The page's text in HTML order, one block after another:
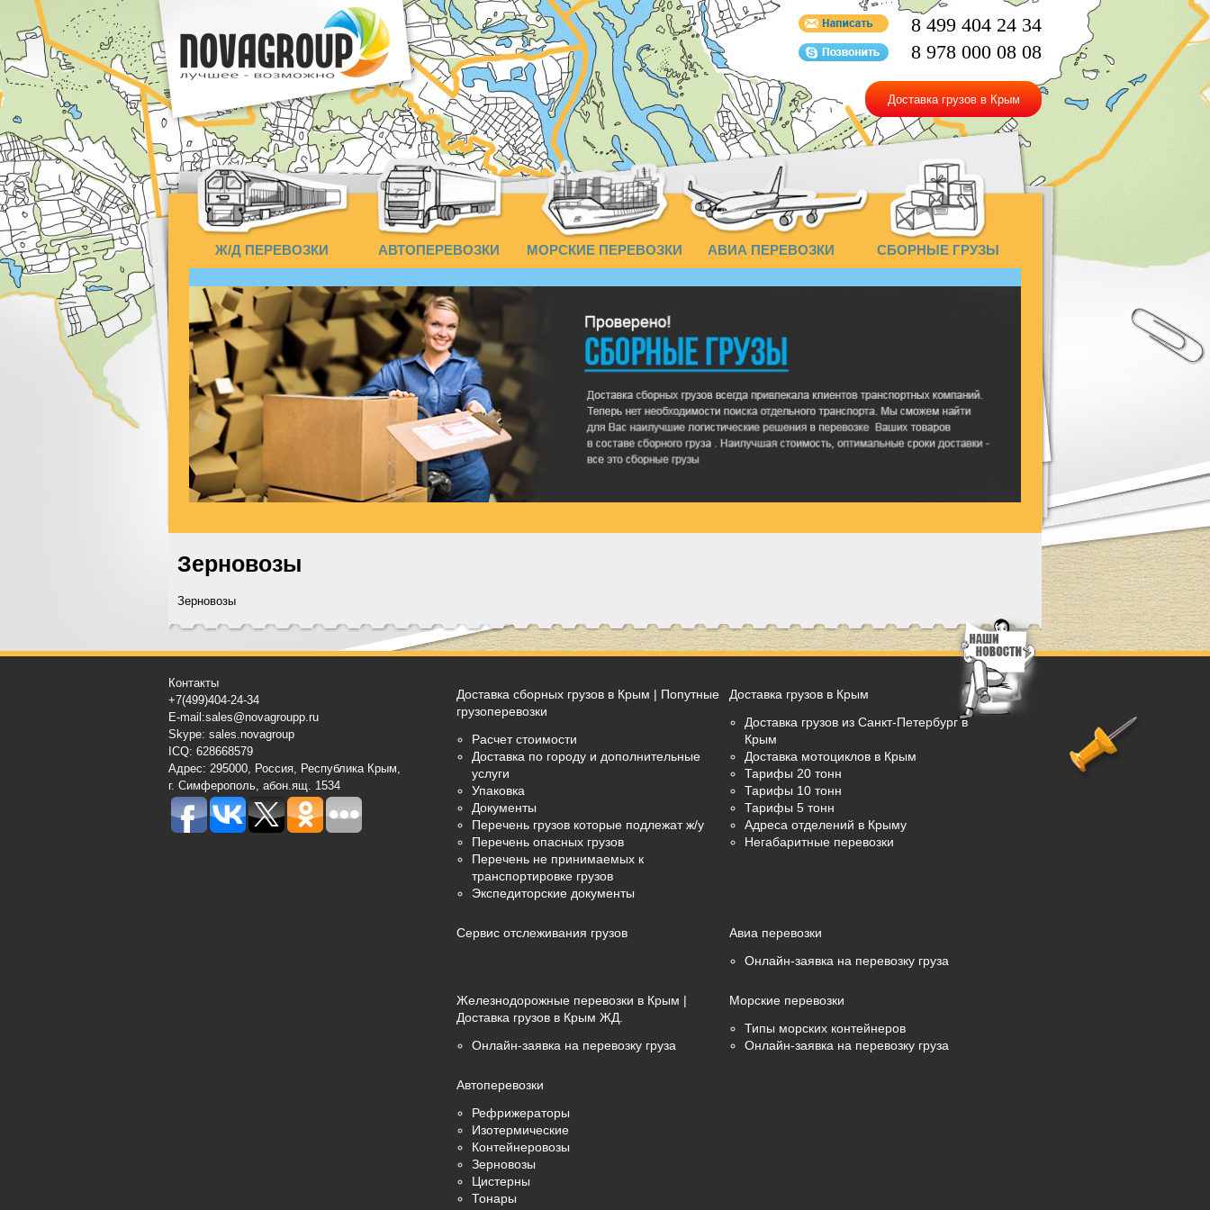
8 499 404 24 34
8 978 000 08 08
Доставка грузов в Крым
Ж/Д ПЕРЕВОЗКИ АВТОПЕРЕВОЗКИ МОРСКИЕ ПЕРЕВОЗКИ АВИА ПЕРЕВОЗКИ СБОРНЫЕ ГРУЗЫ
Зерновозы
Зерновозы
Контакты
+7(499)404-24-34
E-mail:sales@novagroupp.ru
Skype: sales.novagroup
ICQ: 628668579
Адрес: 295000, Россия, Республика Крым,
г. Симферополь, абон.ящ. 1534
Доставка сборных грузов в Крым | Попутные
грузоперевозки
Расчет стоимости
Доставка по городу и дополнительные
услуги
Упаковка
Документы
Перечень грузов которые подлежат ж/у
Перечень опасных грузов
Перечень не принимаемых к
транспортировке грузов
Экспедиторские документы
Доставка грузов в Крым
Доставка грузов из Санкт-Петербург в
Крым
Доставка мотоциклов в Крым
Тарифы 20 тонн
Тарифы 10 тонн
Тарифы 5 тонн
Адреса отделений в Крыму
Негабаритные перевозки
Сервис отслеживания грузов
Авиа перевозки
Онлайн-заявка на перевозку груза
Железнодорожные перевозки в Крым |
Доставка грузов в Крым ЖД.
Онлайн-заявка на перевозку груза
Морские перевозки
Типы морских контейнеров
Онлайн-заявка на перевозку груза
Автоперевозки
Рефрижераторы
Изотермические
Контейнеровозы
Зерновозы
Цистерны
Тонары